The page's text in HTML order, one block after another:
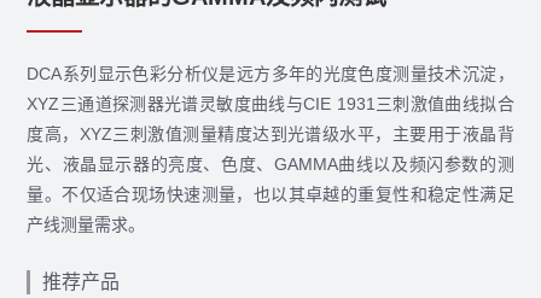
DCA系列显示色彩分析仪是远方多年的光度色度测量技术沉淀，
XYZ三通道探测器光谱灵敏度曲线与CIE 1931三刺激值曲线拟合
度高，XYZ三刺激值测量精度达到光谱级水平，主要用于液晶背
光、液晶显示器的亮度、色度、GAMMA曲线以及频闪参数的测
量。不仅适合现场快速测量，也以其卓越的重复性和稳定性满足
产线测量需求。
推荐产品